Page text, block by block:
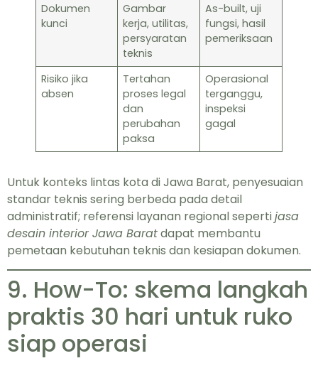
Dokumen
kunci
Gambar
kerja, utilitas,
persyaratan
teknis
As-built, uji
fungsi, hasil
pemeriksaan
Risiko jika
absen
Tertahan
proses legal
dan
perubahan
paksa
Operasional
terganggu,
inspeksi
gagal
Untuk konteks lintas kota di Jawa Barat, penyesuaian
standar teknis sering berbeda pada detail
administratif; referensi layanan regional sepertijasa
desain interior Jawa Baratdapat membantu
pemetaan kebutuhan teknis dan kesiapan dokumen.
9. How-To: skema langkah
praktis 30 hari untuk ruko
siap operasi